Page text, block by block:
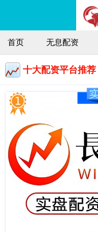
首页 无息配资
十大配资平台推荐